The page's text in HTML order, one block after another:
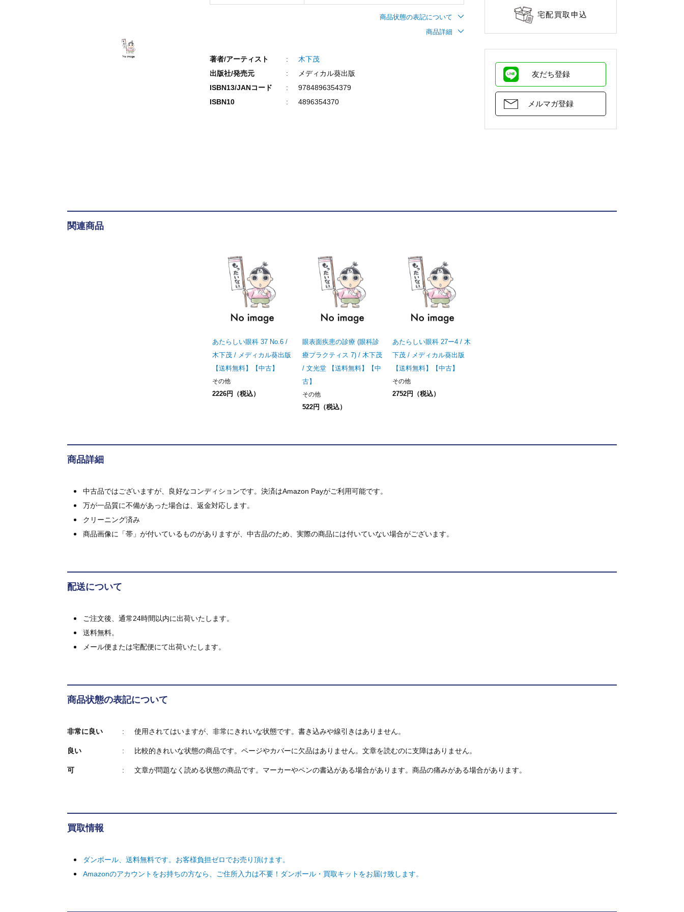
宅配買取申込
友だち登録
メルマガ登録
商品状態の表記について
商品詳細
著者/アーティスト
木下茂
出版社/発売元
メディカル葵出版
ISBN13/JANコード
9784896354379
ISBN10
4896354370
関連商品
あたらしい眼科 37 No.6 /
木下茂 / メディカル葵出版
【送料無料】【中古】
その他
2226円（税込）
眼表面疾患の診療 (眼科診
療プラクティス 7) / 木下茂
/ 文光堂 【送料無料】【中
古】
その他
522円（税込）
あたらしい眼科 27ー4 / 木
下茂 / メディカル葵出版
【送料無料】【中古】
その他
2752円（税込）
商品詳細
中古品ではございますが、良好なコンディションです。決済はAmazon Payがご利用可能です。
万が一品質に不備があった場合は、返金対応します。
クリーニング済み
商品画像に「帯」が付いているものがありますが、中古品のため、実際の商品には付いていない場合がございます。
配送について
ご注文後、通常24時間以内に出荷いたします。
送料無料。
メール便または宅配便にて出荷いたします。
商品状態の表記について
非常に良い 使用されてはいますが、非常にきれいな状態です。書き込みや線引きはありません。
良い 比較的きれいな状態の商品です。ページやカバーに欠品はありません。文章を読むのに支障はありません。
可 文章が問題なく読める状態の商品です。マーカーやペンの書込がある場合があります。商品の痛みがある場合があります。
買取情報
ダンボール、送料無料です。お客様負担ゼロでお売り頂けます。
Amazonのアカウントをお持ちの方なら、ご住所入力は不要！ダンボール・買取キットをお届け致します。